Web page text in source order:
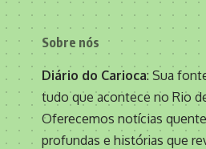
Sobre nós
Diário do Carioca: Sua
tudo que acontece no Rio
Oferecemos notícias
profundas e histórias que